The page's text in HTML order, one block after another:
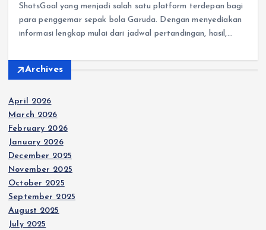
ShotsGoal yang menjadi salah satu platform terdepan bagi
para penggemar sepak bola Garuda. Dengan menyediakan
informasi lengkap mulai dari jadwal pertandingan, hasil,…
Archives
April 2026
March 2026
February 2026
January 2026
December 2025
November 2025
October 2025
September 2025
August 2025
July 2025